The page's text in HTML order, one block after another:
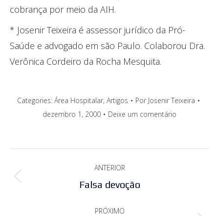
cobrança por meio da AIH.
* Josenir Teixeira é assessor jurídico da Pró-
Saúde e advogado em são Paulo. Colaborou Dra.
Verônica Cordeiro da Rocha Mesquita.
Categories: Área Hospitalar, Artigos Por Josenir Teixeira
dezembro 1, 2000
Deixe um comentário
de
ANTERIOR
Post
Falsa devoção
PRÓXIMO